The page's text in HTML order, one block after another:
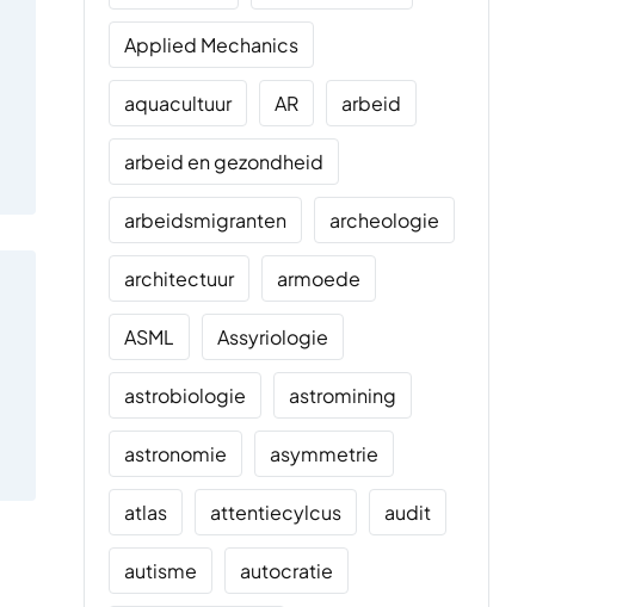
Applied Mechanics
aquacultuur AR arbeid
arbeid en gezondheid
arbeidsmigranten archeologie
architectuur armoede
ASML Assyriologie
astrobiologie astromining
astronomie asymmetrie
atlas attentiecylcus audit
autisme autocratie